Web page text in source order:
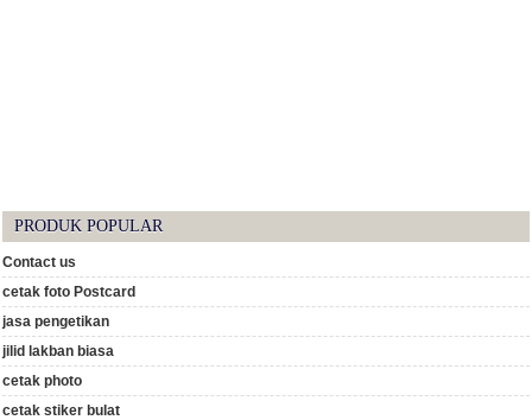
PRODUK POPULAR
Contact us
cetak foto Postcard
jasa pengetikan
jilid lakban biasa
cetak photo
cetak stiker bulat